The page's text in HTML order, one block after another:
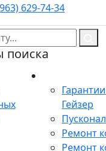
629-74-34
поиска
Гейзер
Ремонт
Ремонт